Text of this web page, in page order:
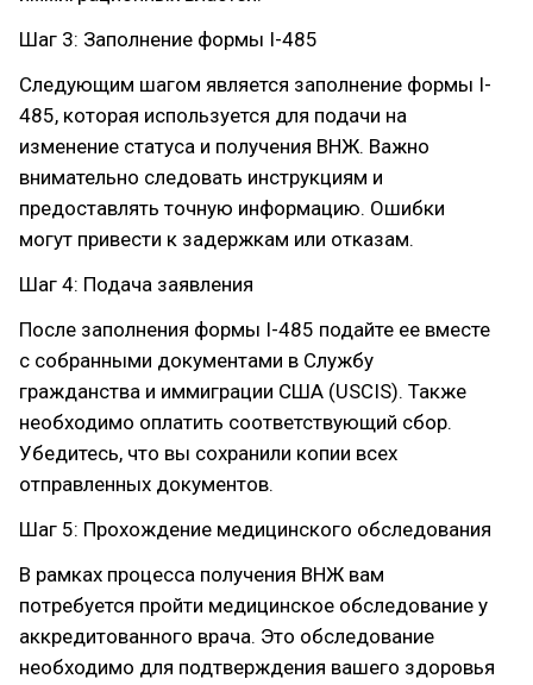
Шаг 3: Заполнение формы I-485
Следующим шагом является заполнение формы I-
485, которая используется для подачи на
изменение статуса и получения ВНЖ. Важно
внимательно следовать инструкциям и
предоставлять точную информацию. Ошибки
могут привести к задержкам или отказам.
Шаг 4: Подача заявления
После заполнения формы I-485 подайте ее вместе
с собранными документами в Службу
гражданства и иммиграции США (USCIS). Также
необходимо оплатить соответствующий сбор.
Убедитесь, что вы сохранили копии всех
отправленных документов.
Шаг 5: Прохождение медицинского обследования
В рамках процесса получения ВНЖ вам
потребуется пройти медицинское обследование у
аккредитованного врача. Это обследование
необходимо для подтверждения вашего здоровья